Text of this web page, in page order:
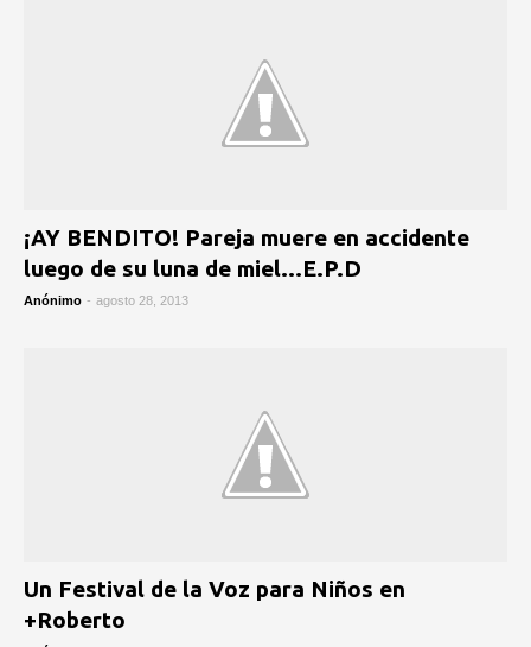
¡AY BENDITO! Pareja muere en accidente
luego de su luna de miel...E.P.D
Anónimo - agosto 28, 2013
Un Festival de la Voz para Niños en
+Roberto